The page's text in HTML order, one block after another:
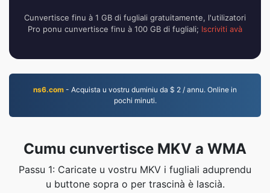
Cunvertisce finu à 1 GB di fugliali gratuitamente, l'utilizatori
Pro ponu cunvertisce finu à 100 GB di fugliali; Iscriviti avà
ns6.com - Acquista u vostru duminiu da $ 2 / annu. Online in
pochi minuti.
Cumu cunvertisce MKV a WMA
Passu 1: Caricate u vostru MKV i fugliali aduprendu
u buttone sopra o per trascinà è lascià.